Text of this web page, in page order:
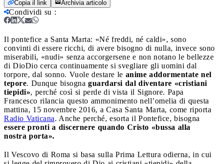
Copia il link Archivia articolo
Condividi su :
Il pontefice a Santa Marta: «Né freddi, né caldi», sono
convinti di essere ricchi, di avere bisogno di nulla, invece sono
miserabili, «nudi» senza accorgersene e non notano le bellezze
di DioDio cerca continuamente si svegliare gli uomini dal
torpore, dal sonno. Vuole destare le anime addormentate nel
tepore. Dunque bisogna guardarsi dal diventare «cristiani
tiepidi», perché così si perde di vista il Signore. Papa
Francesco rilancia questo ammonimento nell’omelia di questa
mattina, 15 novembre 2016, a Casa Santa Marta, come riporta
Radio Vaticana. Anche perché, esorta il Pontefice, bisogna
essere pronti a discernere quando Cristo «bussa alla
nostra porta».
Il Vescovo di Roma si basa sulla Prima Lettura odierna, in cui